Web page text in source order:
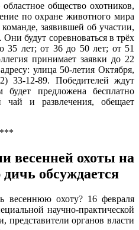
общество охотников,
по охране животного мира
заявившей об участии,
будут соревноваться в трёх
35 лет; от 36 до 50 лет; от 51
принимает заявки до 22
улица 50-летия Октября,
33-12-89. Победителей ждут
предложена бесплатно
и развлечения, обещает
***
весенней охоты на
обсуждается
весеннюю охоту? 16 февраля
научно-практической
представители органов власти